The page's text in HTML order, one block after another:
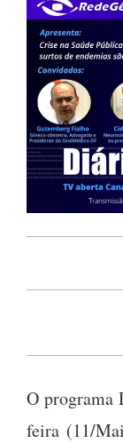
O programa
feira (11/